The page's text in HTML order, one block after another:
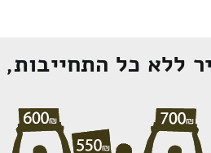
ללא כל התחייבות,